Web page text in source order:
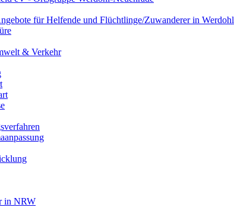
für Helfende und Flüchtlinge/Zuwanderer in Werdohl
& Verkehr
in NRW